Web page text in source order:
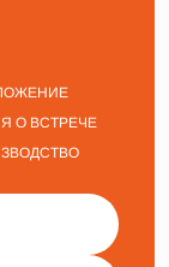
О ВСТРЕЧЕ